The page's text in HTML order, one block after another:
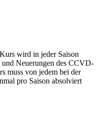
wird in jeder Saison
Neuerungen des CCVD-
muss von jedem bei der
pro Saison absolviert